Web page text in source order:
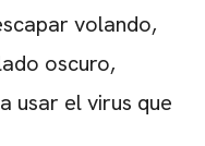
volando,
oscuro,
usar el virus que